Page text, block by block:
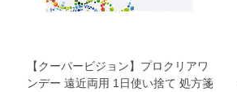
【クーパービジョン】プロクリアワ
ンデー 遠近両用 1日使い捨て 処方箋